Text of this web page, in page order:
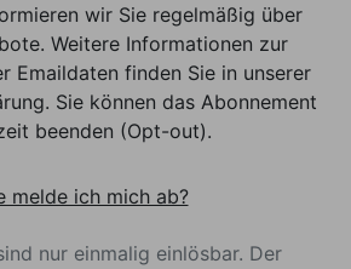
wir Sie regelmäßig über
Weitere Informationen zur
Emaildaten finden Sie in unserer
Sie können das Abonnement
beenden (Opt-out).
melde ich mich ab?
nur einmalig einlösbar. Der